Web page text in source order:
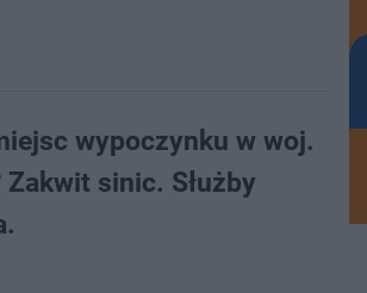
wypoczynku w woj.
sinic. Służby